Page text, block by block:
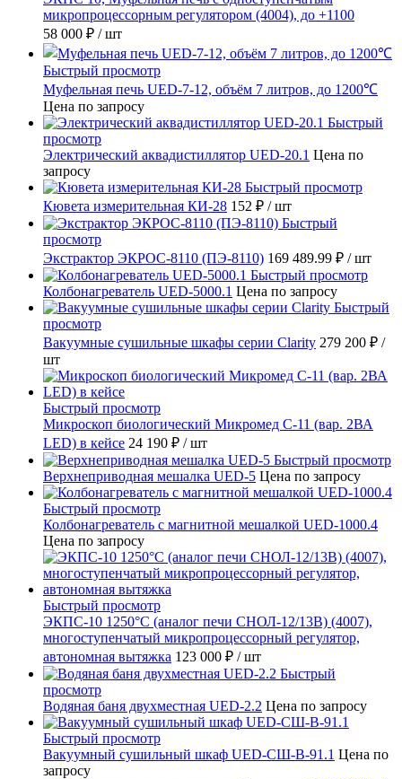
микропроцессорным регулятором (4004), до +1100
58 000 ₽ / шт
Быстрый просмотр
Муфельная печь UED-7-12, объём 7 литров, до 1200℃
Цена по запросу
Быстрый
просмотр
Электрический аквадистиллятор UED-20.1 Цена по
запросу
Быстрый просмотр
Кювета измерительная КИ-28 152 ₽ / шт
Быстрый
просмотр
Экстрактор ЭКРОС-8110 (ПЭ-8110) 169 489.99 ₽ / шт
Быстрый просмотр
Колбонагреватель UED-5000.1 Цена по запросу
Быстрый
просмотр
Вакуумные сушильные шкафы серии Clarity 279 200 ₽ /
шт
Быстрый просмотр
Микроскоп биологический Микромед С-11 (вар. 2ВА
LED) в кейсе 24 190 ₽ / шт
Быстрый просмотр
Верхнеприводная мешалка UED-5 Цена по запросу
Быстрый просмотр
Колбонагреватель с магнитной мешалкой UED-1000.4
Цена по запросу
Быстрый просмотр
ЭКПС-10 1250°С (аналог печи СНОЛ-12/13В) (4007),
многоступенчатый микропроцессорный регулятор,
автономная вытяжка 123 000 ₽ / шт
Быстрый
просмотр
Водяная баня двухместная UED-2.2 Цена по запросу
Быстрый просмотр
Вакуумный сушильный шкаф UED-СШ-В-91.1 Цена по
запросу